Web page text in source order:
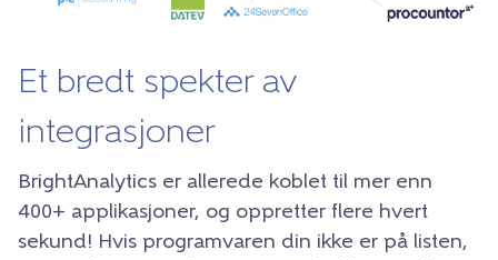
Et bredt spekter av
integrasjoner
BrightAnalytics er allerede koblet til mer enn
400+ applikasjoner, og oppretter flere hvert
sekund! Hvis programvaren din ikke er på listen,